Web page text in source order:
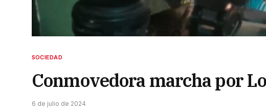
SOCIEDAD
Conmovedora marcha por
6 de julio de 2024